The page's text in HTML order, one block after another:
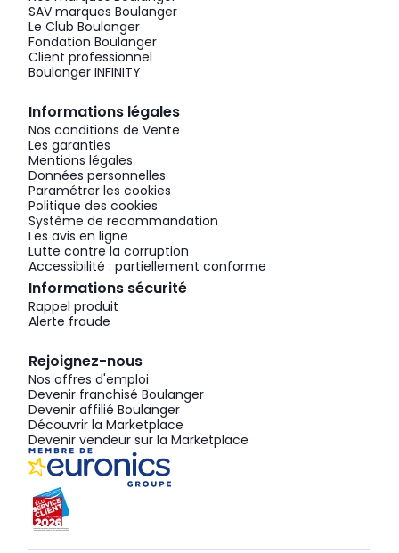
SAV marques Boulanger
Le Club Boulanger
Fondation Boulanger
Client professionnel
Boulanger INFINITY
Informations légales
Nos conditions de Vente
Les garanties
Mentions légales
Données personnelles
Paramétrer les cookies
Politique des cookies
Système de recommandation
Les avis en ligne
Lutte contre la corruption
Accessibilité : partiellement conforme
Informations sécurité
Rappel produit
Alerte fraude
Rejoignez-nous
Nos offres d'emploi
Devenir franchisé Boulanger
Devenir affilié Boulanger
Découvrir la Marketplace
Devenir vendeur sur la Marketplace